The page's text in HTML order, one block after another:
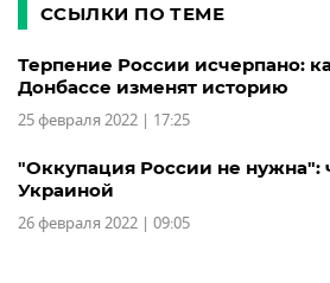
ССЫЛКИ ПО ТЕМЕ
Терпение России исчерпано:
Донбассе изменят историю
25 февраля 2022 | 17:25
"Оккупация России не нужна":
Украиной
26 февраля 2022 | 09:05